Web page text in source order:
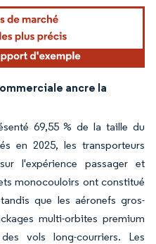
ancre la
69,55 % de la taille du
en 2025, les transporteurs
l'expérience passager et
monocouloirs ont constitué
que les aéronefs gros-
multi-orbites premium
vols long-courriers. Les